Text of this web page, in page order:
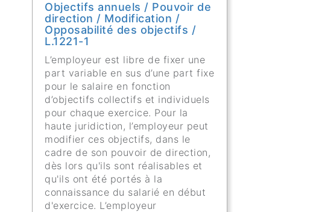
Objectifs annuels / Pouvoir de
direction / Modification /
Opposabilité des objectifs /
L.1221-1
L’employeur est libre de fixer une
part variable en sus d’une part fixe
pour le salaire en fonction
d’objectifs collectifs et individuels
pour chaque exercice. Pour la
haute juridiction, l’employeur peut
modifier ces objectifs, dans le
cadre de son pouvoir de direction,
dès lors qu'ils sont réalisables et
qu'ils ont été portés à la
connaissance du salarié en début
d'exercice. L’employeur